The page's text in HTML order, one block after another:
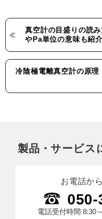
真空計の目盛りの読
やPa単位の意味も紹介
冷陰極電離真空計の原
製品・サービス
お電話か
050-
電話受付時間 8:30